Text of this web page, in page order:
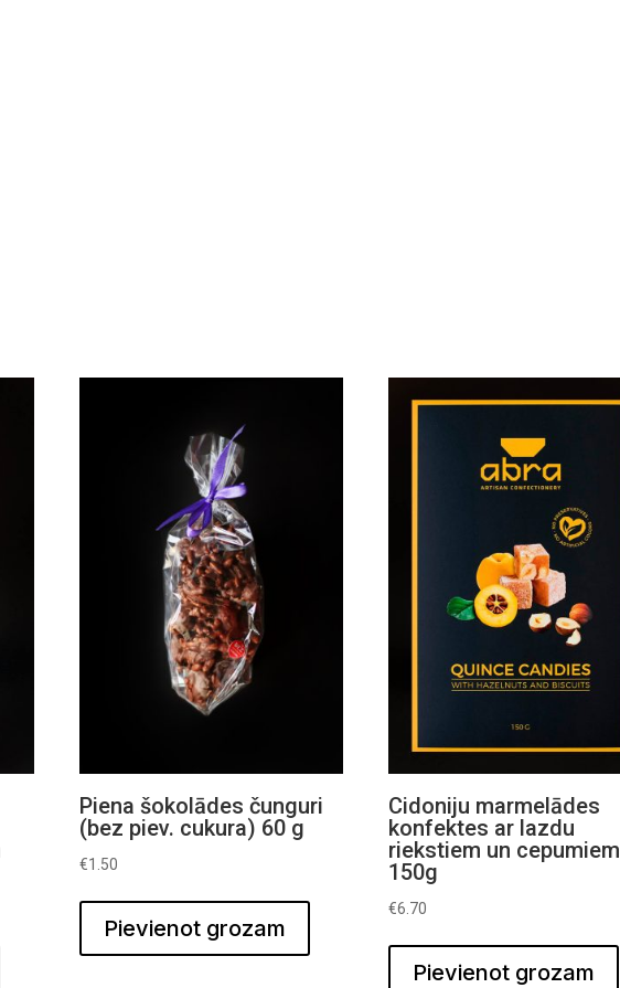
Piena šokolādes čunguri
(bez piev. cukura) 60 g
€1.50
Pievienot grozam
Cidoniju marmelādes
konfektes ar lazdu
riekstiem un cepumiem
150g
€6.70
Pievienot grozam